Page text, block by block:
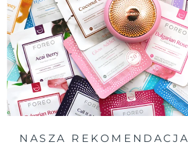
NASZA REKOMENDACJA